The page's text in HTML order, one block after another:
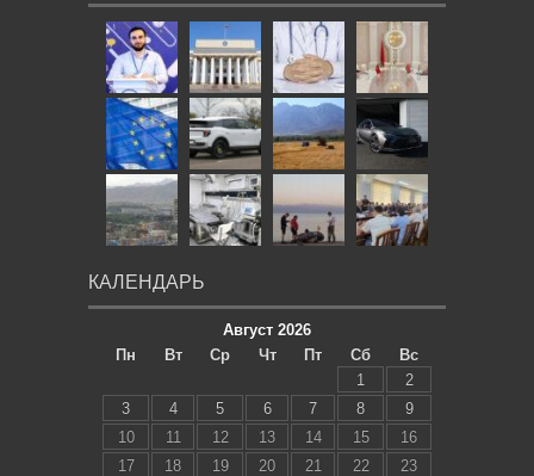
КАЛЕНДАРЬ
Август 2026
Пн
Вт Ср Чт Пт Сб
Вс
1
2
3
4 5 6 7 8
9
10
11 12 13 14 15
16
17
18 19 20 21 22
23